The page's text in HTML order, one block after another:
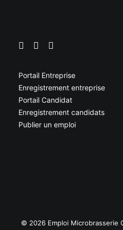
Portail Entreprise
Enregistrement entreprise
Portail Candidat
Enregistrement candidats
Publier un emploi
© 2026 Emploi Microbrasserie